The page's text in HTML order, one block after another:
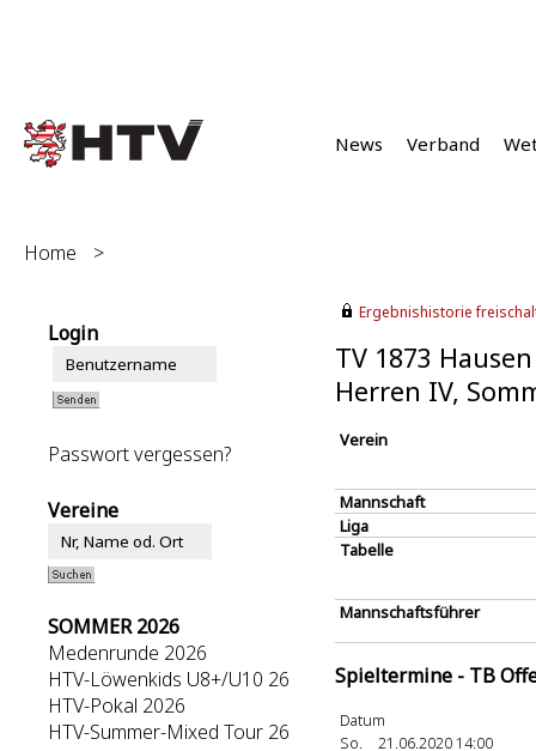
News Verband
Home >
Login
Passwort vergessen?
Vereine
SOMMER 2026
Medenrunde 2026
HTV-Löwenkids U8+/U10 26
HTV-Pokal 2026
HTV-Summer-Mixed Tour 26
Ergebnishistorie
TV 1873
Herren IV,
Verein
Mannschaft
Liga
Tabelle
Mannschaftsführer
Spieltermine - TB
Datum
So.
21.06.2020 14:00